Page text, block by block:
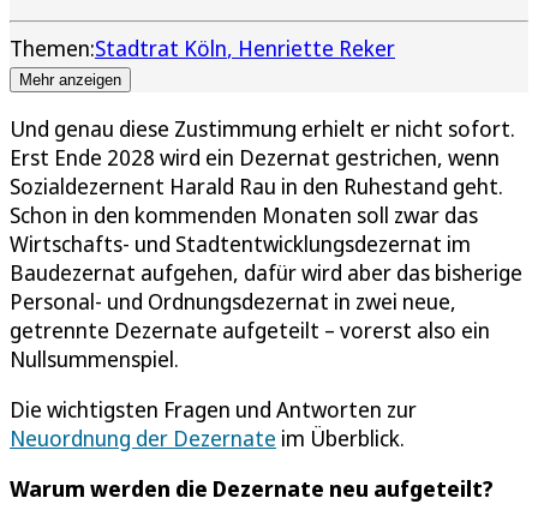
Themen:Stadtrat Köln Henriette Reker
Mehr anzeigen
Und genau diese Zustimmung erhielt er nicht sofort.
Erst Ende 2028 wird ein Dezernat gestrichen, wenn
Sozialdezernent Harald Rau in den Ruhestand geht.
Schon in den kommenden Monaten soll zwar das
Wirtschafts- und Stadtentwicklungsdezernat im
Baudezernat aufgehen, dafür wird aber das bisherige
Personal- und Ordnungsdezernat in zwei neue,
getrennte Dezernate aufgeteilt – vorerst also ein
Nullsummenspiel.
Die wichtigsten Fragen und Antworten zur
Neuordnung der Dezernate im Überblick.
Warum werden die Dezernate neu aufgeteilt?